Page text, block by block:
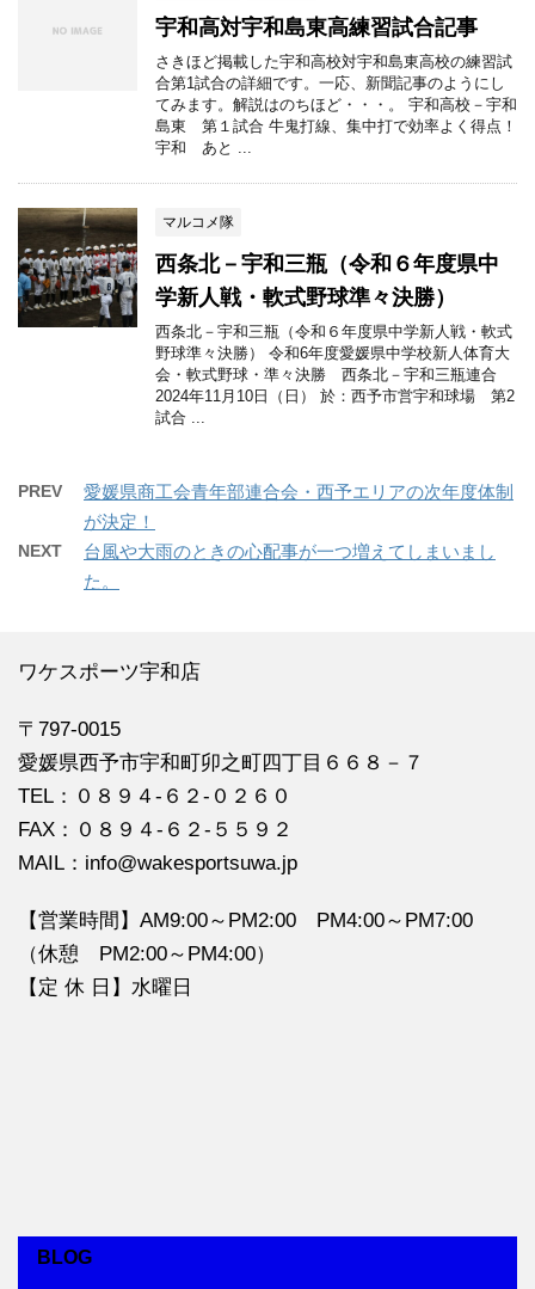
宇和高対宇和島東高練習試合記事
さきほど掲載した宇和高校対宇和島東高校の練習試
合第1試合の詳細です。一応、新聞記事のようにし
てみます。解説はのちほど・・・。 宇和高校－宇和
島東 第１試合 牛鬼打線、集中打で効率よく得点！
宇和 あと ...
マルコメ隊
西条北－宇和三瓶（令和６年度県中
学新人戦・軟式野球準々決勝）
西条北－宇和三瓶（令和６年度県中学新人戦・軟式
野球準々決勝） 令和6年度愛媛県中学校新人体育大
会・軟式野球・準々決勝 西条北－宇和三瓶連合
2024年11月10日（日） 於：西予市営宇和球場 第2
試合 ...
PREV
愛媛県商工会青年部連合会・西予エリアの次年度体制
が決定！
NEXT
台風や大雨のときの心配事が一つ増えてしまいまし
た。
ワケスポーツ宇和店
〒797-0015
愛媛県西予市宇和町卯之町四丁目６６８－７
TEL：０８９４‐６２‐０２６０
FAX：０８９４‐６２‐５５９２
MAIL：info@wakesportsuwa.jp
【営業時間】AM9:00～PM2:00 PM4:00～PM7:00
（休憩 PM2:00～PM4:00）
【定 休 日】水曜日
BLOG